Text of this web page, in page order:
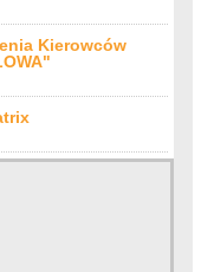
Kierowców